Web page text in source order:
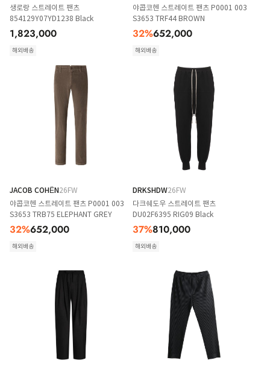
생로랑 스트레이트 팬츠
854129Y07YD1238 Black
1,823,000
해외배송
야콥코헨 스트레이트 팬츠 P0001 003
S3653 TRF44 BROWN
32%652,000
해외배송
JACOB COHËN26FW
야콥코헨 스트레이트 팬츠 P0001 003
S3653 TRB75 ELEPHANT GREY
32%652,000
해외배송
DRKSHDW26FW
다크쉐도우 스트레이트 팬츠
DU02F6395 RIG09 Black
37%810,000
해외배송